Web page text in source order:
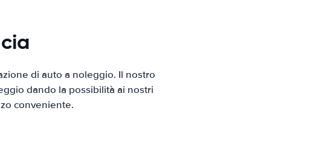
di auto a noleggio. Il nostro
dando la possibilità ai nostri
conveniente.